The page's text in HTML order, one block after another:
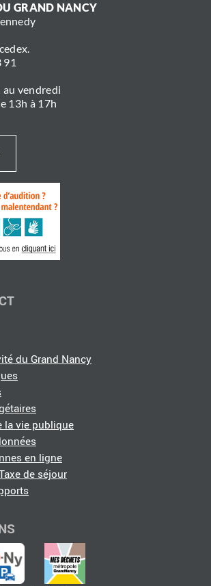
GRAND NANCY
91
vendredi
13h à 17h
du Grand Nancy
la vie publique
en ligne
de séjour